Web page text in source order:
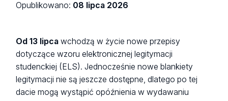
Opublikowano: 08 lipca 2026
Od 13 lipca wchodzą w życie nowe przepisy
dotyczące wzoru elektronicznej legitymacji
studenckiej (ELS). Jednocześnie nowe blankiety
legitymacji nie są jeszcze dostępne, dlatego po tej
dacie mogą wystąpić opóźnienia w wydawaniu